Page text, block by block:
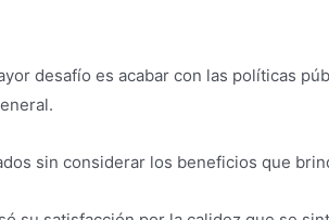
desafío es acabar con las políticas
sin considerar los beneficios que